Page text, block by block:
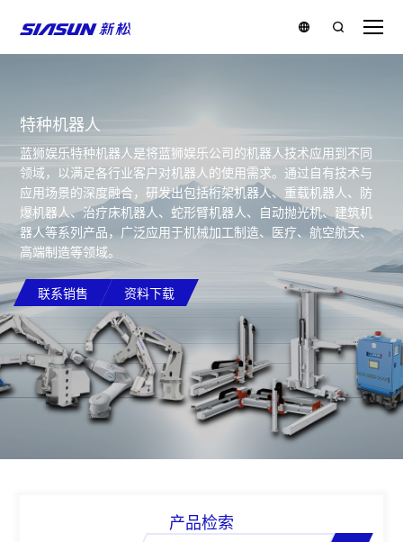
特种机器人
蓝狮娱乐特种机器人是将蓝狮娱乐公司的机器人技术应用到不同
领域，以满足各行业客户对机器人的使用需求。通过自有技术与
应用场景的深度融合，研发出包括桁架机器人、重载机器人、防
爆机器人、治疗床机器人、蛇形臂机器人、自动抛光机、建筑机
器人等系列产品，广泛应用于机械加工制造、医疗、航空航天、
高端制造等领域。
联系销售 资料下载
产品检索